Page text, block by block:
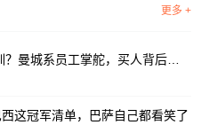
更多 +
这冠军清单，巴萨自己都看笑了